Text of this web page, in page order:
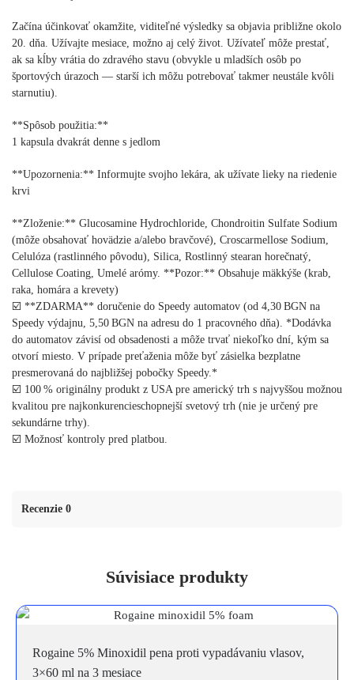
Začína účinkovať okamžite, viditeľné výsledky sa objavia približne okolo
20. dňa. Užívajte mesiace, možno aj celý život. Užívateľ môže prestať,
ak sa kĺby vrátia do zdravého stavu (obvykle u mladších osôb po
športových úrazoch — starší ich môžu potrebovať takmer neustále kvôli
starnutiu).
**Spôsob použitia:**
1 kapsula dvakrát denne s jedlom
**Upozornenia:** Informujte svojho lekára, ak užívate lieky na riedenie
krvi
**Zloženie:** Glucosamine Hydrochloride, Chondroitin Sulfate Sodium
(môže obsahovať hovädzie a/alebo bravčové), Croscarmellose Sodium,
Celulóza (rastlinného pôvodu), Silica, Rostlinný stearan horečnatý,
Cellulose Coating, Umelé arómy. **Pozor:** Obsahuje mäkkýše (krab,
raka, homára a krevety)
☑️ **ZDARMA** doručenie do Speedy automatov (od 4,30 BGN na
Speedy výdajnu, 5,50 BGN na adresu do 1 pracovného dňa). *Dodávka
do automatov závisí od obsadenosti a môže trvať niekoľko dní, kým sa
otvorí miesto. V prípade preťaženia môže byť zásielka bezplatne
presmerovaná do najbližšej pobočky Speedy.*
☑️ 100 % originálny produkt z USA pre americký trh s najvyššou možnou
kvalitou pre najkonkurencieschopnejší svetový trh (nie je určený pre
sekundárne trhy).
☑️ Možnosť kontroly pred platbou.
Recenzie 0
Súvisiace produkty
Rogaine 5% Minoxidil pena proti vypadávaniu vlasov,
3×60 ml na 3 mesiace